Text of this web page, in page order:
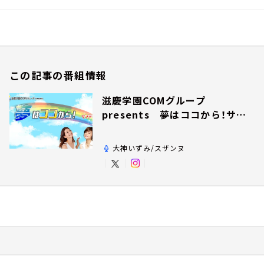
この記事の番組情報
滋慶学園COMグループ
presents 夢はココから！サン
大神いずみ/スザンヌ